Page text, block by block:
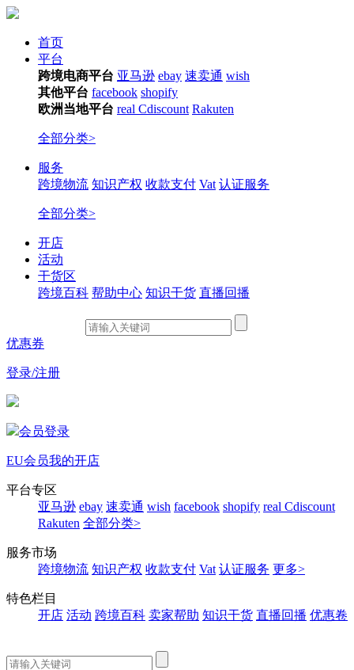
首页
平台
跨境电商平台 亚马逊 ebay 速卖通 wish
其他平台 facebook shopify
欧洲当地平台 real Cdiscount Rakuten
全部分类>
服务
跨境物流 知识产权 收款支付 Vat 认证服务
全部分类>
开店
活动
干货区
跨境百科 帮助中心 知识干货 直播回播
优惠券
登录/注册
会员登录
EU会员我的开店
平台专区
亚马逊 ebay 速卖通 wish facebook shopify real Cdiscount
Rakuten 全部分类>
服务市场
跨境物流 知识产权 收款支付 Vat 认证服务 更多>
特色栏目
开店 活动 跨境百科 卖家帮助 知识干货 直播回播 优惠卷